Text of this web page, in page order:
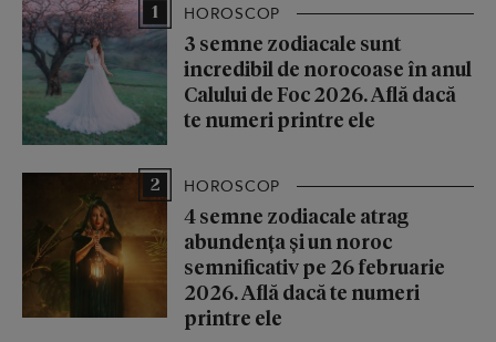
1 HOROSCOP
3 semne zodiacale sunt
incredibil de norocoase în anul
Calului de Foc 2026. Află dacă
te numeri printre ele
2 HOROSCOP
4 semne zodiacale atrag
abundența și un noroc
semnificativ pe 26 februarie
2026. Află dacă te numeri
printre ele